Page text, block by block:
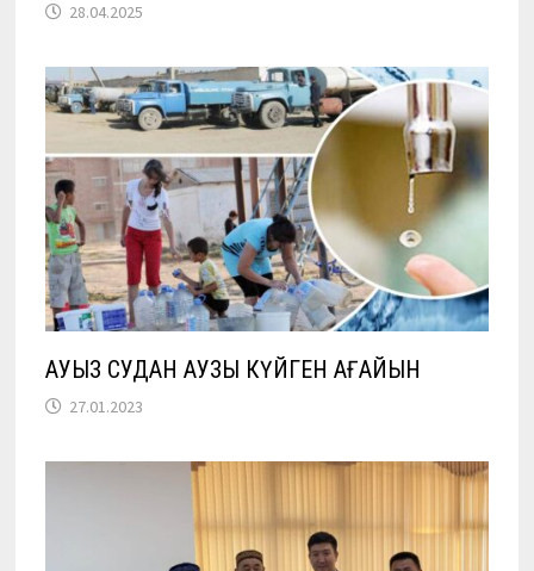
28.04.2025
АУЫЗ СУДАН АУЗЫ КҮЙГЕН АҒАЙЫН
27.01.2023